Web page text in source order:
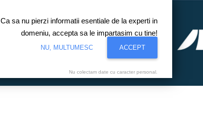
Ca sa nu pierzi informatii esentiale de la experti in
domeniu, accepta sa le impartasim cu tine!
NU, MULTUMESC ACCEPT
Nu colectam date cu caracter personal.